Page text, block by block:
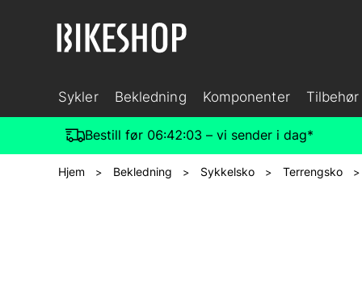
Sykler Bekledning Komponenter Tilbehør
Bestill før 06:42:02 – vi sender i dag*
Hjem > Bekledning > Sykkelsko > Terrengsko >